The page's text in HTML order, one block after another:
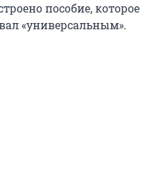
пособие, которое
«универсальным».